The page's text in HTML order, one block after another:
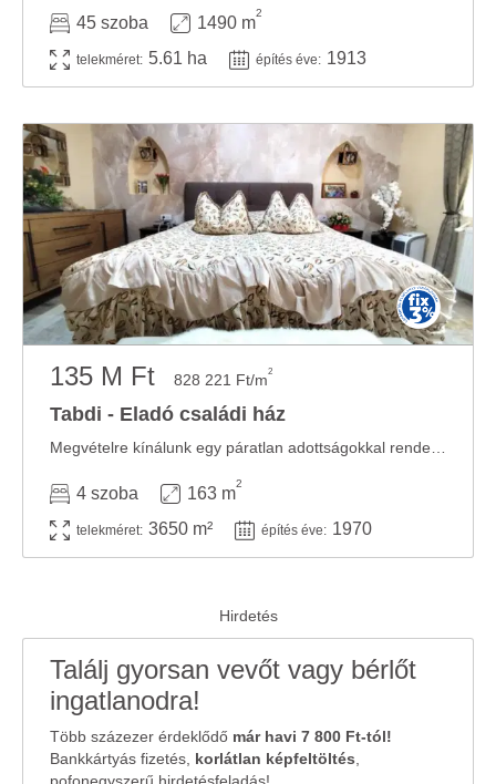
45 szoba 1490 m
2
telekméret: 5.61 ha építés éve: 1913
135 M Ft 828 221 Ft/m2
Tabdi - Eladó családi ház
4 szoba 163 m
2
telekméret: 3650 m² építés éve: 1970
Találj gyorsan vevőt vagy bérlőt
ingatlanodra!
Több százezer érdeklődő már havi 7 800 Ft-tól!
Bankkártyás fizetés, korlátlan képfeltöltés